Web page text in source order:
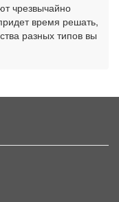
чрезвычайно
время решать,
разных типов вы